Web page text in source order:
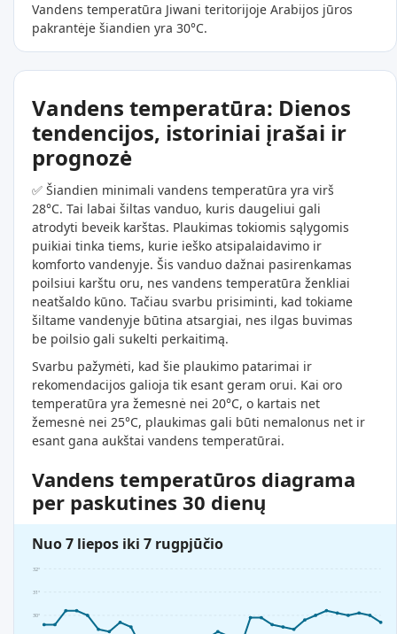
Vandens temperatūra Jiwani teritorijoje Arabijos jūros
pakrantėje šiandien yra 30°C.
Vandens temperatūra: Dienos
tendencijos, istoriniai įrašai ir
prognozė
✅ Šiandien minimali vandens temperatūra yra virš
28°C. Tai labai šiltas vanduo, kuris daugeliui gali
atrodyti beveik karštas. Plaukimas tokiomis sąlygomis
puikiai tinka tiems, kurie ieško atsipalaidavimo ir
komforto vandenyje. Šis vanduo dažnai pasirenkamas
poilsiui karštu oru, nes vandens temperatūra ženkliai
neatšaldo kūno. Tačiau svarbu prisiminti, kad tokiame
šiltame vandenyje būtina atsargiai, nes ilgas buvimas
be poilsio gali sukelti perkaitimą.
Svarbu pažymėti, kad šie plaukimo patarimai ir
rekomendacijos galioja tik esant geram orui. Kai oro
temperatūra yra žemesnė nei 20°C, o kartais net
žemesnė nei 25°C, plaukimas gali būti nemalonus net ir
esant gana aukštai vandens temperatūrai.
Vandens temperatūros diagrama
per paskutines 30 dienų
Nuo 7 liepos iki 7 rugpjūčio
30°
31°
32°